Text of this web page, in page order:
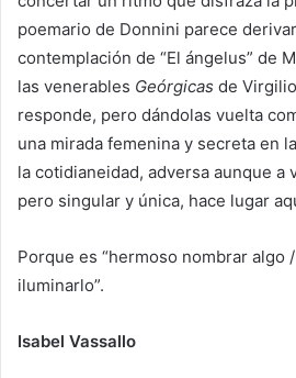
poemario de Donnini parece
contemplación de “El ángelus” de
las venerables Geórgicas de
responde, pero dándolas vuelta
una mirada femenina y secreta en
la cotidianeidad, adversa aunque a
pero singular y única, hace lugar
Porque es “hermoso nombrar algo
iluminarlo”.
Isabel Vassallo